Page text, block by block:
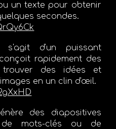
un texte pour obtenir
secondes.
s'agit d'un puissant
rapidement des
des idées et
en un clin d'œil.
des diapositives
mots-clés ou de